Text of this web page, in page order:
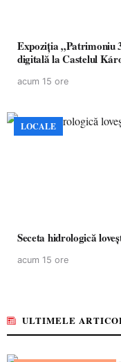
Expoziția „Patrimoniu
digitală la Castelul
acum 15 ore
LOCALE
Seceta hidrologică
acum 15 ore
ULTIMELE